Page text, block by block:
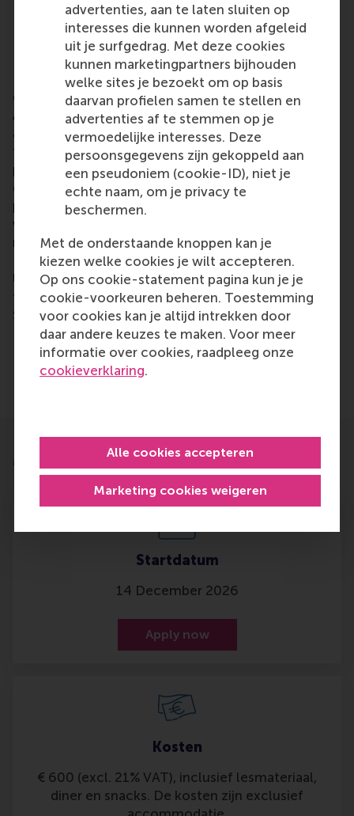
advertenties, aan te laten sluiten op
interesses die kunnen worden afgeleid
uit je surfgedrag. Met deze cookies
kunnen marketingpartners bijhouden
welke sites je bezoekt om op basis
daarvan profielen samen te stellen en
advertenties af te stemmen op je
vermoedelijke interesses. Deze
persoonsgegevens zijn gekoppeld aan
een pseudoniem (cookie-ID), niet je
echte naam, om je privacy te
beschermen.
Met de onderstaande knoppen kan je
kiezen welke cookies je wilt accepteren.
Op ons cookie-statement pagina kun je je
cookie-voorkeuren beheren. Toestemming
voor cookies kan je altijd intrekken door
daar andere keuzes te maken. Voor meer
informatie over cookies, raadpleeg onze
cookieverklaring.
Marketing cookies weigeren
Alle cookies accepteren
Eric Vermeulen
Eric Vermeulen is fiscaal partner bij AKD, en maakt
deel uit van de kennisgroepen Mergers &
Acquisitions en managementparticipaties. Hij
adviseert over internationale herstructureringen,
fusies, overnames, management buyout’s en Box 2-
problematiek. Eric heeft snel en grondig inzicht in
de fiscale haalbaarheid bij overnames en
participaties door private equity, management,
werknemers en familie. Hij heeft veelvuldig contact
met de waarderingsexperts binnen de
Belastingdienst. Eric is aan de Katholieke
Universiteit Tilburg afgestudeerd in fiscaal recht en
fiscale economie. Eric begon zijn carrière in 1988.
Sedert 2002 is hij als kerndocent verbonden aan
RSM, Erasmus University. Hij is lid van de
Nederlandse Orde van Belastingadviseurs (NOB).
Meer informatie
Startdatum
14 December 2026
Apply now
Kosten
€ 600 (excl. 21% VAT), inclusief lesmateriaal,
diner en snacks. De kosten zijn exclusief